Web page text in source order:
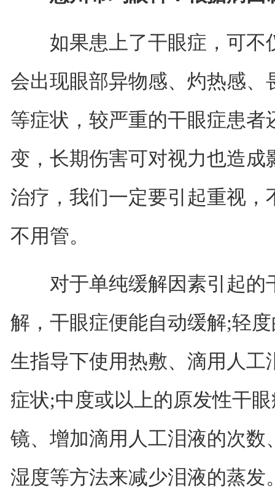
如果患上了干眼症，可不
会出现眼部异物感、灼热感
等症状，较严重的干眼症患
变，长期伤害可对视力也造
治疗，我们一定要引起重视
不用管。
对于单纯缓解因素引起的
解，干眼症便能自动缓解;轻
生指导下使用热敷、滴用人
症状;中度或以上的原发性干
镜、增加滴用人工泪液的次
湿度等方法来减少泪液的蒸发